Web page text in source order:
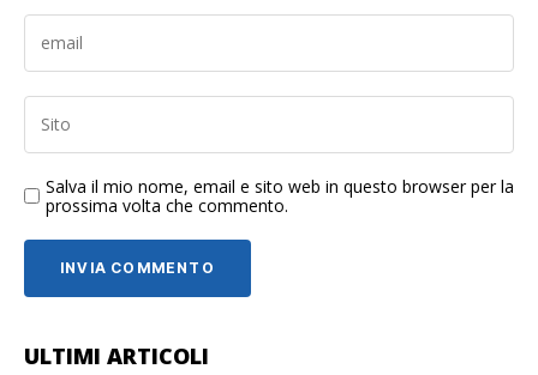
Salva il mio nome, email e sito web in questo browser per la
prossima volta che commento.
ULTIMI ARTICOLI